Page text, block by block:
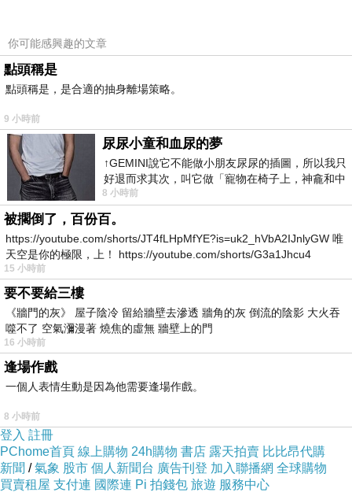
媽媽與姨丈把花瓶換新水又搽拭了大理石碑文後
我們就回台北
期間還聽到有人唱詩歌
應該是其他墓區的家人
這墓區我很喜歡
回車上時我看到墓區有長櫻花
順手拍了一下
你可能感興趣的文章
點頭稱是
點頭稱是，是合適的抽身離場策略。
9 小時前
尿尿小童和血尿的夢
↑GEMINI說它不能做小朋友尿尿的插圖，所以我只
好退而求其次，叫它做「寵物在椅子上，神龕和中
年人臉孔」的畫了。 六月底
8 小時前
被擱倒了，百份百。
https://youtube.com/shorts/JT4fLHpMfYE?is=uk2_hVbA2IJnlyGW 唯
天空是你的極限，上！ https://youtube.com/shorts/G3a1Jhcu4
15 小時前
要不要給三樓
《牆門的灰》 屋子陰冷 留給牆壁去滲透 牆角的灰 倒流的陰影 大火吞
噬不了 空氣瀰漫著 燒焦的虛無 牆壁上的門
16 小時前
逢場作戲
一個人表情生動是因為他需要逢場作戲。
8 小時前
登入 註冊
PChome首頁 線上購物 24h購物 書店 露天拍賣 比比昂代購
新聞 /氣象 股市 個人新聞台 廣告刊登 加入聯播網 全球購物
買賣租屋 支付連 國際連 Pi 拍錢包 旅遊 服務中心